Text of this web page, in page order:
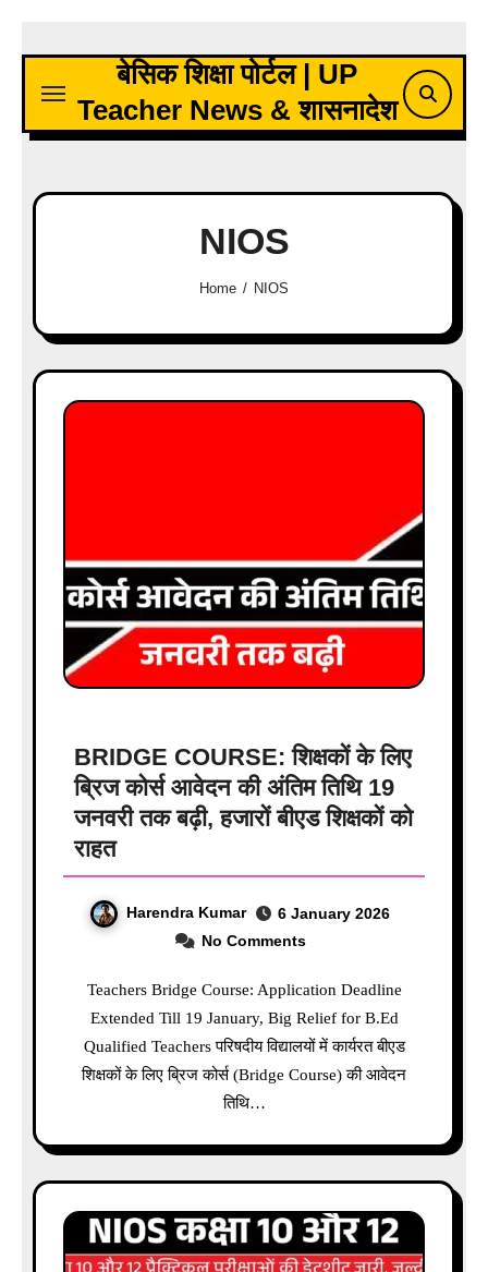
content
बेसिक शिक्षा पोर्टल | UP
Teacher News & शासनादेश
NIOS
Home NIOS
BRIDGE COURSE: शिक्षकों के लिए
ब्रिज कोर्स आवेदन की अंतिम तिथि 19
जनवरी तक बढ़ी, हजारों बीएड शिक्षकों को
राहत
Harendra Kumar
6 January 2026
No Comments
Teachers Bridge Course: Application Deadline
Extended Till 19 January, Big Relief for B.Ed
Qualified Teachers परिषदीय विद्यालयों में कार्यरत बीएड
शिक्षकों के लिए ब्रिज कोर्स (Bridge Course) की आवेदन
तिथि…